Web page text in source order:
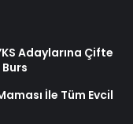
Adaylarına Çifte
İle Tüm Evcil